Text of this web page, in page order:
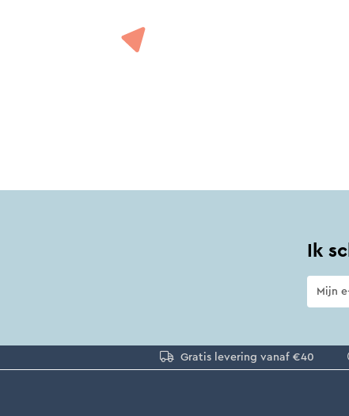
Ik
Gratis levering vanaf €40